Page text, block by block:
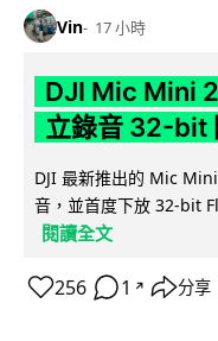
Vin 17 小時
DJI Mic Mini
立錄音 32-bit
DJI 最新推出的 Mic
音，並首度下放 32-bit
閱讀全文
256 1 ↗ 分享